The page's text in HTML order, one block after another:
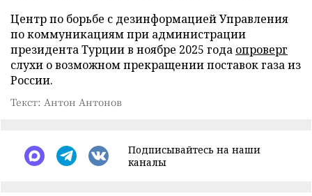
Центр по борьбе с дезинформацией Управления
по коммуникациям при администрации
президента Турции в ноябре 2025 года опроверг
слухи о возможном прекращении поставок газа из
России.
Текст: Антон Антонов
Подписывайтесь на наши
каналы